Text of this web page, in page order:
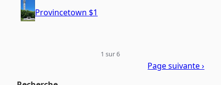
Provincetown $1
1 sur 6
Page suivante ›